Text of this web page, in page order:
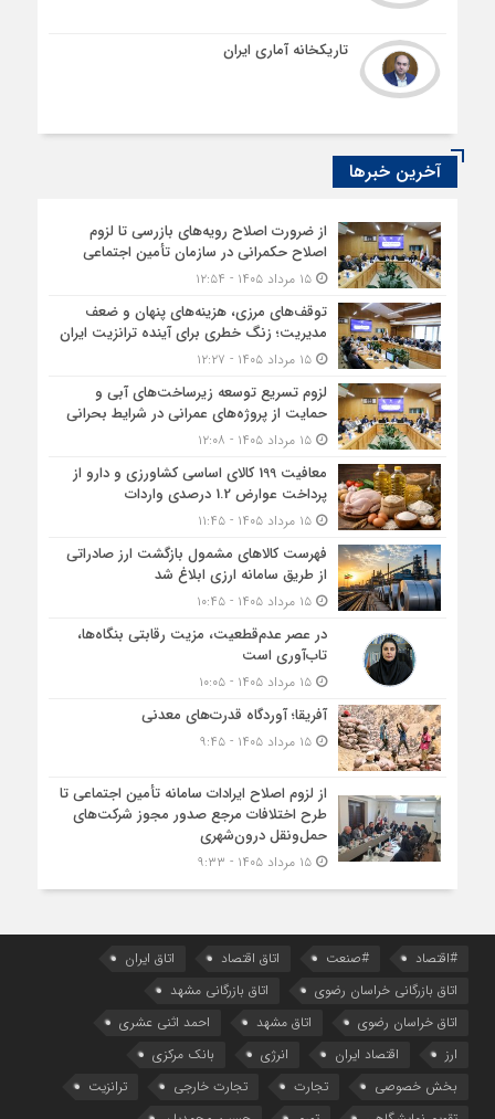
تاریکخانه آماری ایران
آخرین خبرها
از ضرورت اصلاح رویه‌های بازرسی تا لزوم
اصلاح حکمرانی در سازمان تأمین اجتماعی
۱۵ مرداد ۱۴۰۵ - ۱۲:۵۴
توقف‌های مرزی، هزینه‌های پنهان و ضعف
مدیریت؛ زنگ خطری برای آینده ترانزیت ایران
۱۵ مرداد ۱۴۰۵ - ۱۲:۲۷
لزوم تسریع توسعه زیرساخت‌های آبی و
حمایت از پروژه‌های عمرانی در شرایط بحرانی
۱۵ مرداد ۱۴۰۵ - ۱۲:۰۸
معافیت 199 کالای اساسی کشاورزی و دارو از
پرداخت عوارض 1.2 درصدی واردات
۱۵ مرداد ۱۴۰۵ - ۱۱:۴۵
فهرست کالاهای مشمول بازگشت ارز صادراتی
از طریق سامانه ارزی ابلاغ شد
۱۵ مرداد ۱۴۰۵ - ۱۰:۴۵
در عصر عدم‌قطعیت، مزیت رقابتی بنگاه‌ها،
تاب‌آوری است
۱۵ مرداد ۱۴۰۵ - ۱۰:۰۵
آفریقا؛ آوردگاه قدرت‌های معدنی
۱۵ مرداد ۱۴۰۵ - ۹:۴۵
از لزوم اصلاح ایرادات سامانه تأمین اجتماعی تا
طرح اختلافات مرجع صدور مجوز شرکت‌های
حمل‌ونقل درون‌شهری
۱۵ مرداد ۱۴۰۵ - ۹:۳۳
#اقتصاد #صنعت اتاق اقتصاد
اتاق ایران
اتاق بازرگانی خراسان رضوی
اتاق بازرگانی مشهد
اتاق خراسان رضوی
اتاق مشهد
احمد اثنی عشری
ارز
اقتصاد ایران انرژی
بانک مرکزی
بخش خصوصی
تجارت تجارت خارجی
ترانزیت